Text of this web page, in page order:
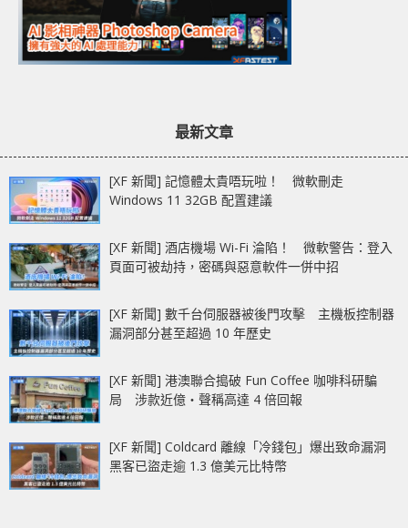
最新文章
[XF 新聞] 記憶體太貴唔玩啦！ 微軟刪走
Windows 11 32GB 配置建議
[XF 新聞] 酒店機場 Wi-Fi 淪陷！ 微軟警告：登入
頁面可被劫持，密碼與惡意軟件一併中招
[XF 新聞] 數千台伺服器被後門攻擊 主機板控制器
漏洞部分甚至超過 10 年歷史
[XF 新聞] 港澳聯合搗破 Fun Coffee 咖啡科研騙
局 涉款近億‧聲稱高達 4 倍回報
[XF 新聞] Coldcard 離線「冷錢包」爆出致命漏洞
黑客已盜走逾 1.3 億美元比特幣